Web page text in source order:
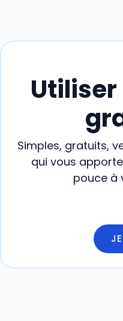
Simples, gratuits,
qui vous
pouce à